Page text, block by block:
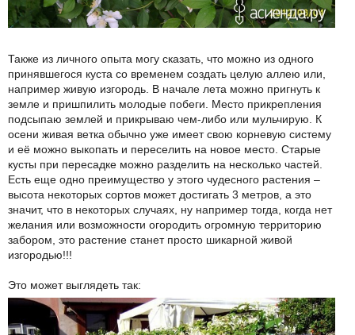
Также из личного опыта могу сказать, что можно из одного
принявшегося куста со временем создать целую аллею или,
например живую изгородь. В начале лета можно пригнуть к
земле и пришпилить молодые побеги. Место прикрепления
подсыпаю землей и прикрываю чем-либо или мульчирую. К
осени живая ветка обычно уже имеет свою корневую систему
и её можно выкопать и переселить на новое место. Старые
кусты при пересадке можно разделить на несколько частей.
Есть еще одно преимущество у этого чудесного растения –
высота некоторых сортов может достигать 3 метров, а это
значит, что в некоторых случаях, ну например тогда, когда нет
желания или возможности огородить огромную территорию
забором, это растение станет просто шикарной живой
изгородью!!!
Это может выглядеть так: